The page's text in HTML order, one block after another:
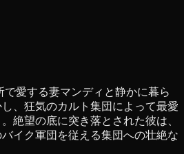
愛する妻マンディと静かに暮ら
、狂気のカルト集団によって最愛
絶望の底に突き落とされた彼は、
イク軍団を従える集団への壮絶な